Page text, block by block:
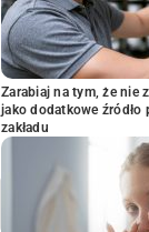
Zarabiaj na tym, że nie
jako dodatkowe
zakładu